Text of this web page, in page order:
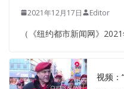
2021年12月17日 Editor
（《纽约都市新闻网》
视频：